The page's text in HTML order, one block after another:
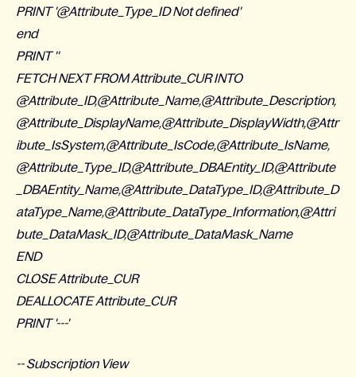
PRINT '@Attribute_Type_ID Not defined'
end
PRINT ''
FETCH NEXT FROM Attribute_CUR INTO
@Attribute_ID,@Attribute_Name,@Attribute_Description,
@Attribute_DisplayName,@Attribute_DisplayWidth,@Attr
ibute_IsSystem,@Attribute_IsCode,@Attribute_IsName,
@Attribute_Type_ID,@Attribute_DBAEntity_ID,@Attribute
_DBAEntity_Name,@Attribute_DataType_ID,@Attribute_D
ataType_Name,@Attribute_DataType_Information,@Attri
bute_DataMask_ID,@Attribute_DataMask_Name
END
CLOSE Attribute_CUR
DEALLOCATE Attribute_CUR
PRINT '---'
-- Subscription View